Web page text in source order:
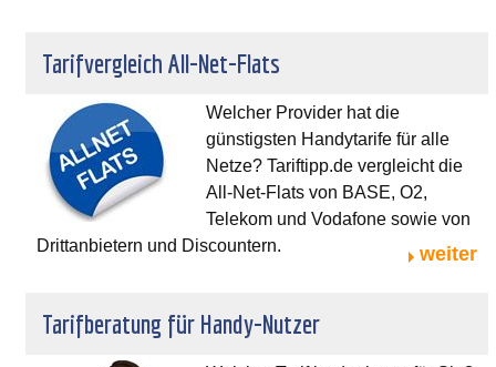
Tarifvergleich All-Net-Flats
Welcher Provider hat die
günstigsten Handytarife für alle
Netze? Tariftipp.de vergleicht die
All-Net-Flats von BASE, O2,
Telekom und Vodafone sowie von
Drittanbietern und Discountern.
weiter
Tarifberatung für Handy-Nutzer